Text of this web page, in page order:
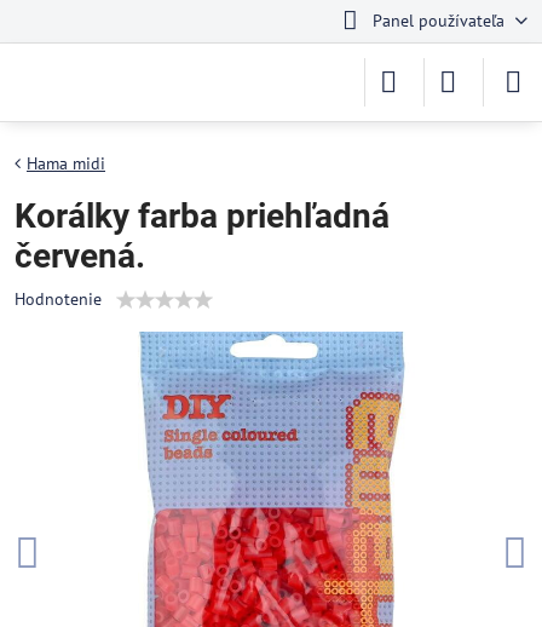
Panel používateľa
Hama midi
Korálky farba priehľadná
červená.
Hodnotenie